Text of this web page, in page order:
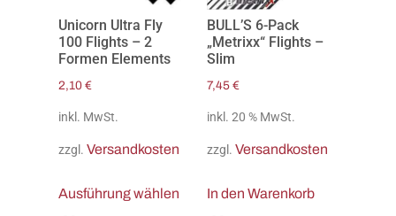
Unicorn Ultra Fly
100 Flights – 2
Formen Elements
2,10 €
inkl. MwSt.
zzgl. Versandkosten
Ausführung wählen
BULL’S 6-Pack
„Metrixx“ Flights –
Slim
7,45 €
inkl. 20 % MwSt.
zzgl. Versandkosten
In den Warenkorb